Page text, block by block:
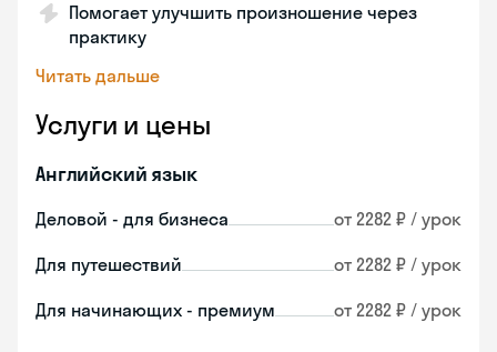
Помогает улучшить произношение через
практику
Читать дальше
Услуги и цены
Английский язык
Деловой - для бизнеса от 2282 ₽ / урок
Для путешествий от 2282 ₽ / урок
Для начинающих - премиум от 2282 ₽ / урок